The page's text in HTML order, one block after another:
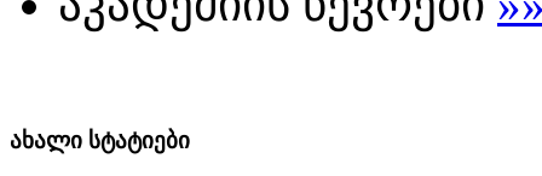
ახალი სტატიები